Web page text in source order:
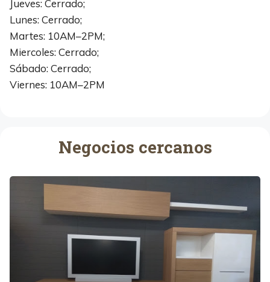
Jueves: Cerrado;
Lunes: Cerrado;
Martes: 10AM–2PM;
Miercoles: Cerrado;
Sábado: Cerrado;
Viernes: 10AM–2PM
Negocios cercanos
M